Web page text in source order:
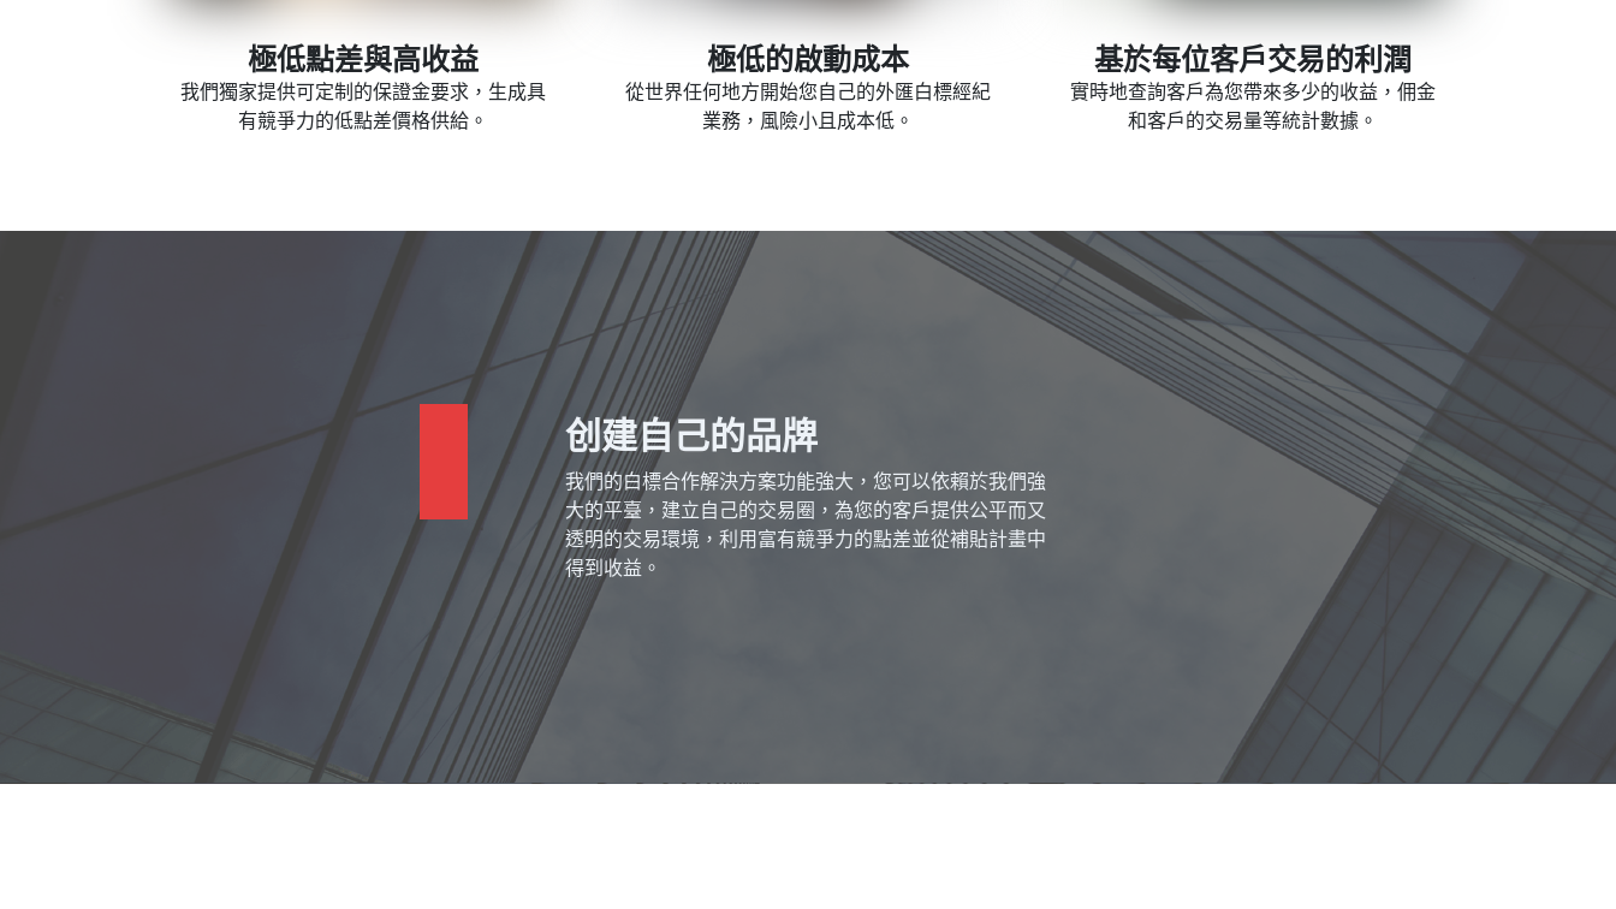
極低點差與高收益
我們獨家提供可定制的保證金要求，生成具
有競爭力的低點差價格供給。
極低的啟動成本
從世界任何地方開始您自己的外匯白標經紀
業務，風險小且成本低。
基於每位客戶交易的利潤
實時地查詢客戶為您帶來多少的收益，佣金
和客戶的交易量等統計數據。
创建自己的品牌
我們的白標合作解決方案功能強大，您可以依賴於我們強
大的平臺，建立自己的交易圈，為您的客戶提供公平而又
透明的交易環境，利用富有競爭力的點差並從補貼計畫中
得到收益。